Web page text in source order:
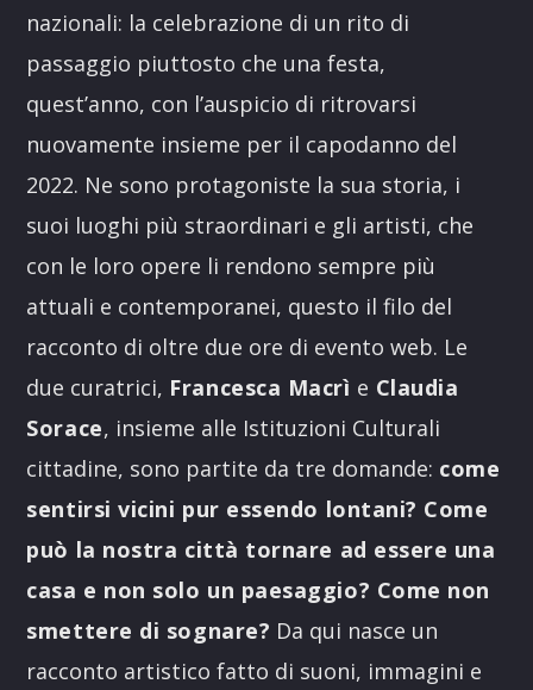
nazionali: la celebrazione di un rito di
passaggio piuttosto che una festa,
quest’anno, con l’auspicio di ritrovarsi
nuovamente insieme per il capodanno del
2022. Ne sono protagoniste la sua storia, i
suoi luoghi più straordinari e gli artisti, che
con le loro opere li rendono sempre più
attuali e contemporanei, questo il filo del
racconto di oltre due ore di evento web. Le
due curatrici, Francesca Macrì e Claudia
Sorace, insieme alle Istituzioni Culturali
cittadine, sono partite da tre domande: come
sentirsi vicini pur essendo lontani? Come
può la nostra città tornare ad essere una
casa e non solo un paesaggio? Come non
smettere di sognare? Da qui nasce un
racconto artistico fatto di suoni, immagini e